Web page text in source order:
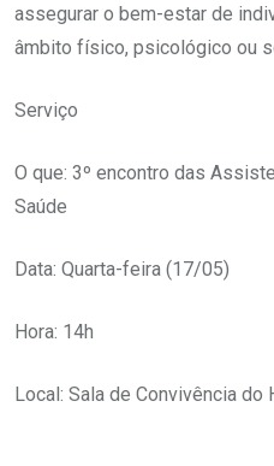
assegurar o bem-estar de
âmbito físico, psicológico ou
Serviço
O que: 3º encontro das
Saúde
Data: Quarta-feira (17/05)
Hora: 14h
Local: Sala de Convivência